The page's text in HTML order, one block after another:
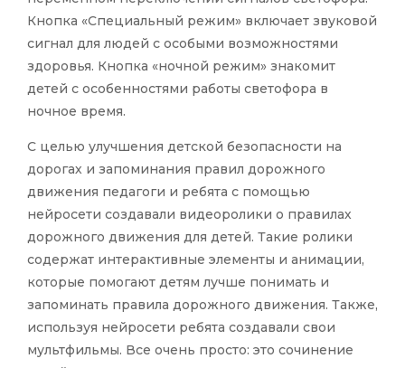
Кнопка «Специальный режим» включает звуковой
сигнал для людей с особыми возможностями
здоровья. Кнопка «ночной режим» знакомит
детей с особенностями работы светофора в
ночное время.
С целью улучшения детской безопасности на
дорогах и запоминания правил дорожного
движения педагоги и ребята с помощью
нейросети создавали видеоролики о правилах
дорожного движения для детей. Такие ролики
содержат интерактивные элементы и анимации,
которые помогают детям лучше понимать и
запоминать правила дорожного движения. Также,
используя нейросети ребята создавали свои
мультфильмы. Все очень просто: это сочинение